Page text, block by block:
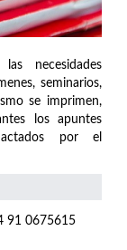
necesidades
seminarios,
se imprimen,
los apuntes
por el
91 0675615